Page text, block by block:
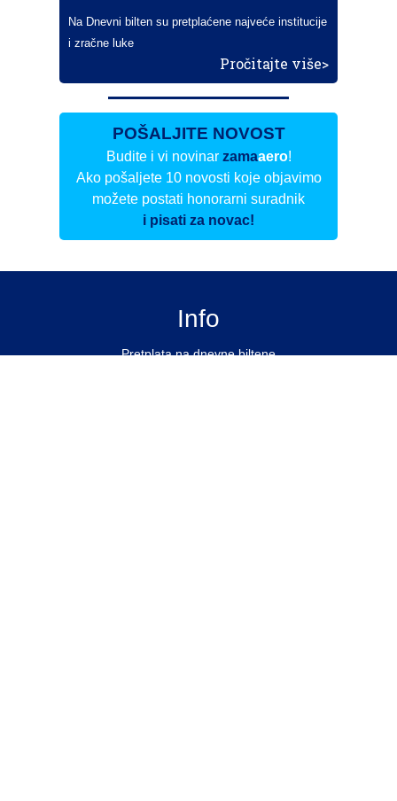
Na Dnevni bilten su pretplaćene najveće institucije
i zračne luke
Pročitajte više>
POŠALJITE NOVOST
Budite i vi novinar zamaaero!
Ako pošaljete 10 novosti koje objavimo
možete postati honorarni suradnik
i pisati za novac!
Info
Pretplata na dnevne biltene